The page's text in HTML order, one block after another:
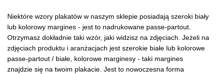
Niektóre wzory plakatów w naszym sklepie posiadają szeroki biały
lub kolorowy margines - jest to nadrukowane passe-partout.
Otrzymasz dokładnie taki wzór, jaki widzisz na zdjęciach. Jeżeli na
zdjęciach produktu i aranżacjach jest szerokie białe lub kolorowe
passe-partout / białe, kolorowe marginesy - taki margines
znajdzie się na twoim plakacie. Jest to nowoczesna forma